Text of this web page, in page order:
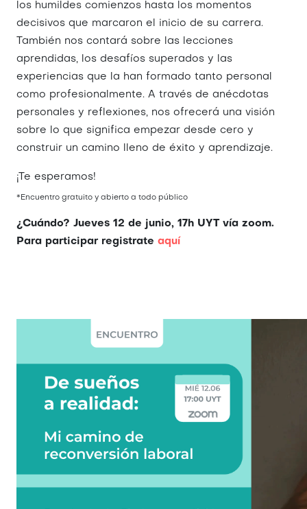
los humildes comienzos hasta los momentos
decisivos que marcaron el inicio de su carrera.
También nos contará sobre las lecciones
aprendidas, los desafíos superados y las
experiencias que la han formado tanto personal
como profesionalmente. A través de anécdotas
personales y reflexiones, nos ofrecerá una visión
sobre lo que significa empezar desde cero y
construir un camino lleno de éxito y aprendizaje.
¡Te esperamos!
*Encuentro gratuito y abierto a todo público
¿Cuándo? Jueves 12 de junio, 17h UYT vía zoom.
Para participar registrate aquí